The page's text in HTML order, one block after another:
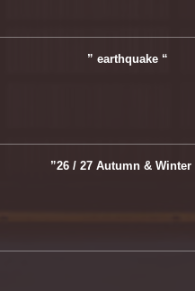
” earthquake “
”26 / 27 Autumn &